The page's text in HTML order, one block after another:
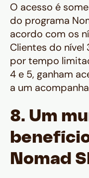
O acesso é
do programa
acordo com os
Clientes do nível
por tempo
4 e 5, ganham
a um
8. Um
Nomad